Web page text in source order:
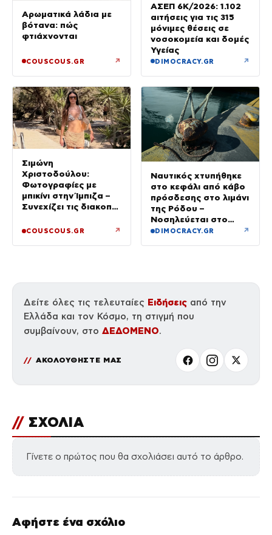
Αρωματικά λάδια με
βότανα: πώς
φτιάχνονται
COUSCOUS.GR ↗
ΑΣΕΠ 6Κ/2026: 1.102
αιτήσεις για τις 315
μόνιμες θέσεις σε
νοσοκομεία και δομές
Υγείας
DIMOCRACY.GR ↗
Σιμώνη
Χριστοδούλου:
Φωτογραφίες με
μπικίνι στην Ίμπιζα –
Συνεχίζει τις διακοπές
της, Αντρέα Γεωργίου
COUSCOUS.GR ↗
Ναυτικός χτυπήθηκε
στο κεφάλι από κάβο
πρόσδεσης στο λιμάνι
της Ρόδου –
Νοσηλεύεται στο
νοσοκομείο
DIMOCRACY.GR ↗
Δείτε όλες τις τελευταίες Ειδήσεις από την
Ελλάδα και τον Κόσμο, τη στιγμή που
συμβαίνουν, στο ΔΕΔΟΜΕΝΟ.
ΑΚΟΛΟΥΘΗΣΤΕ ΜΑΣ
// ΣΧΟΛΙΑ
Γίνετε ο πρώτος που θα σχολιάσει αυτό το άρθρο.
Αφήστε ένα σχόλιο